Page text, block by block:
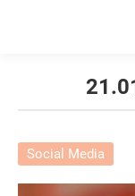
Social Media